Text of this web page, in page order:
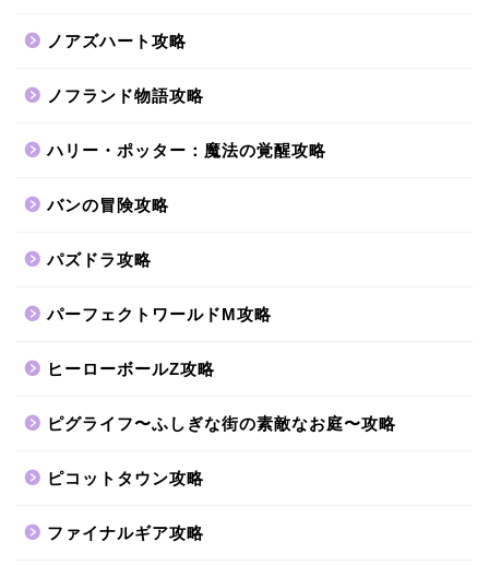
ノアズハート攻略
ノフランド物語攻略
ハリー・ポッター：魔法の覚醒攻略
バンの冒険攻略
パズドラ攻略
パーフェクトワールドM攻略
ヒーローボールZ攻略
ピグライフ〜ふしぎな街の素敵なお庭〜攻略
ピコットタウン攻略
ファイナルギア攻略